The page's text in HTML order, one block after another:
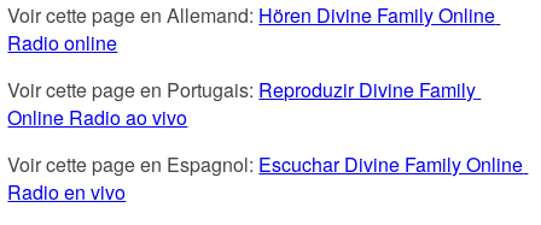
Voir cette page en Allemand: Hören Divine Family Online
Radio online
Voir cette page en Portugais: Reproduzir Divine Family
Online Radio ao vivo
Voir cette page en Espagnol: Escuchar Divine Family Online
Radio en vivo